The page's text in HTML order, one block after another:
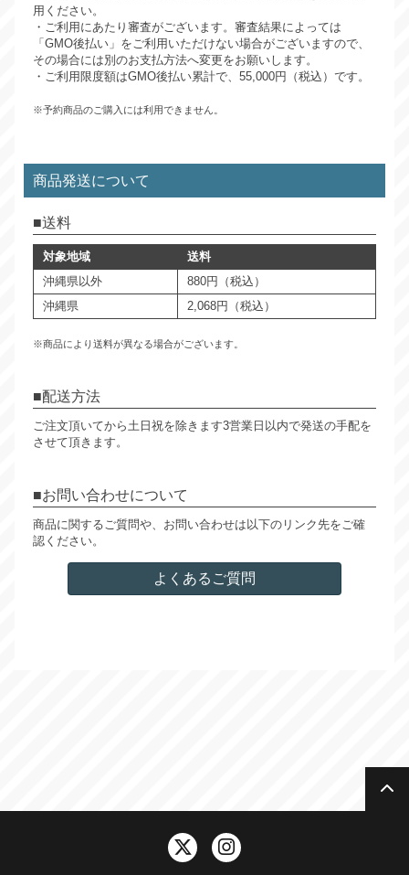
用ください。
・ご利用にあたり審査がございます。審査結果によっては
「GMO後払い」をご利用いただけない場合がございますので、
その場合には別のお支払方法へ変更をお願いします。
・ご利用限度額はGMO後払い累計で、55,000円（税込）です。
※予約商品のご購入には利用できません。
商品発送について
送料
対象地域
送料
沖縄県以外
880円（税込）
沖縄県
2,068円（税込）
※商品により送料が異なる場合がございます。
配送方法
ご注文頂いてから土日祝を除きます3営業日以内で発送の手配を
させて頂きます。
お問い合わせについて
商品に関するご質問や、お問い合わせは以下のリンク先をご確
認ください。
よくあるご質問